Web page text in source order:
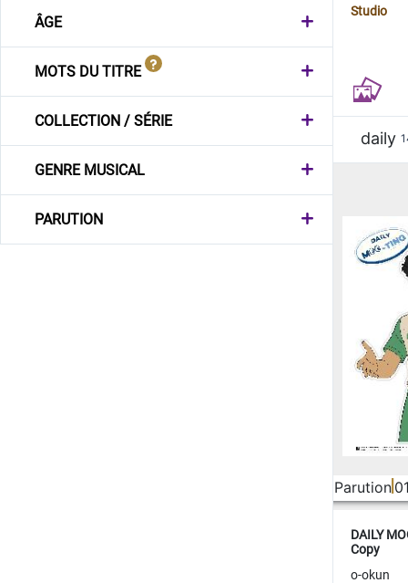
ÂGE
MOTS DU TITRE
COLLECTION / SÉRIE
GENRE MUSICAL
PARUTION
Studio
daily
Parution
DAILY
Copy
o-okun